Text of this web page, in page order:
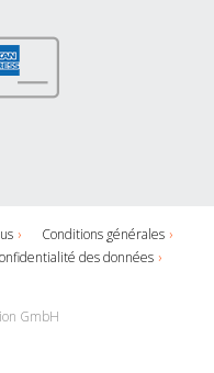
Conditions générales
des données
GmbH